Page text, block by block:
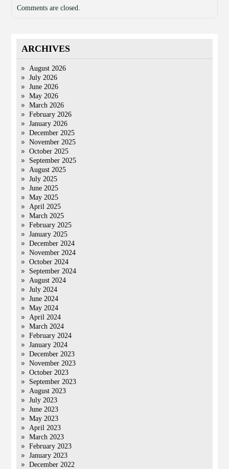
Comments are closed.
ARCHIVES
August 2026
July 2026
June 2026
May 2026
March 2026
February 2026
January 2026
December 2025
November 2025
October 2025
September 2025
August 2025
July 2025
June 2025
May 2025
April 2025
March 2025
February 2025
January 2025
December 2024
November 2024
October 2024
September 2024
August 2024
July 2024
June 2024
May 2024
April 2024
March 2024
February 2024
January 2024
December 2023
November 2023
October 2023
September 2023
August 2023
July 2023
June 2023
May 2023
April 2023
March 2023
February 2023
January 2023
December 2022